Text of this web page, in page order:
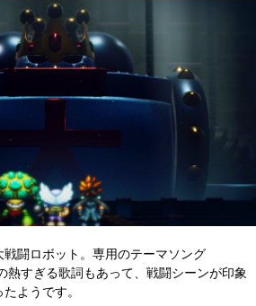
闘ロボット。専用のテーマソング
熱すぎる歌詞もあって、戦闘シーンが印象
ようです。